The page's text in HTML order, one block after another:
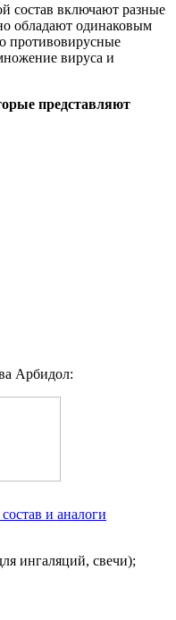
состав включают разные
обладают одинаковым
противовирусные
вируса и
представляют
Арбидол:
и аналоги
ингаляций, свечи);